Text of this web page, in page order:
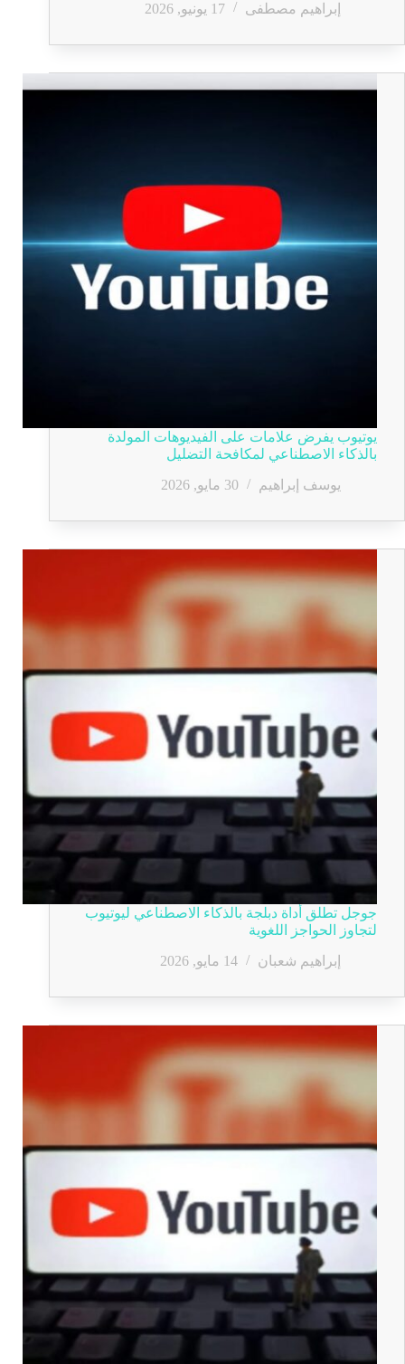
إبراهيم مصطفى
17 يونيو, 2026
يوتيوب يفرض علامات على الفيديوهات المولدة
بالذكاء الاصطناعي لمكافحة التضليل
يوسف إبراهيم
30 مايو, 2026
جوجل تطلق أداة دبلجة بالذكاء الاصطناعي ليوتيوب
لتجاوز الحواجز اللغوية
إبراهيم شعبان
14 مايو, 2026